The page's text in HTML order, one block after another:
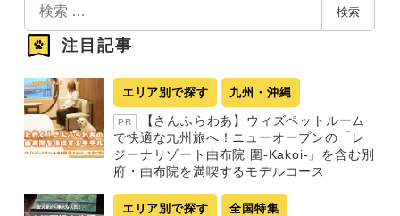
索
検索
注目記事
エリア別で探す 九州・沖縄
PR
【さんふらわあ】ウィズペットルーム
で快適な九州旅へ！ニューオープンの「レ
ジーナリゾート由布院 圍-Kakoi-」を含む別
府・由布院を満喫するモデルコース
エリア別で探す 全国特集